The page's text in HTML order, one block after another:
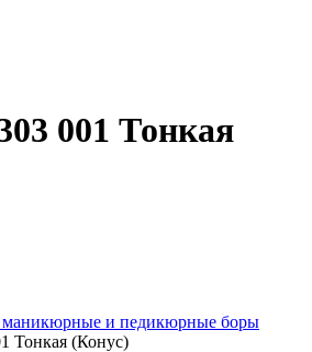
001 Тонкая
маникюрные и педикюрные боры
Тонкая (Конус)